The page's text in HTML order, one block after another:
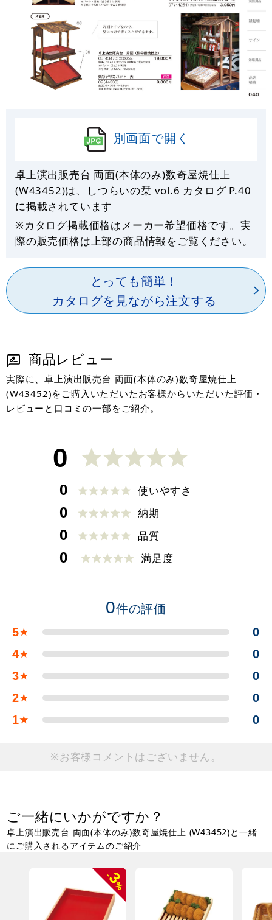
別画面で開く
卓上演出販売台 両面(本体のみ)数奇屋焼仕上
(W43452)は、しつらいの栞 vol.6 カタログ P.40
に掲載されています
※カタログ掲載価格はメーカー希望価格です。実
際の販売価格は上部の商品情報をご覧ください。
とっても簡単！
カタログを見ながら注文する
商品レビュー
実際に、卓上演出販売台 両面(本体のみ)数奇屋焼仕上
(W43452)をご購入いただいたお客様からいただいた評価・
レビューと口コミの一部をご紹介。
0
0 使いやすさ
0 納期
0 品質
0 満足度
0件の評価
5★
0
4★
0
3★
0
2★
0
1★ 0
※お客様コメントはございません。
ご一緒にいかがですか？
卓上演出販売台 両面(本体のみ)数奇屋焼仕上 (W43452)と一緒
にご購入されるアイテムのご紹介
-
3
%